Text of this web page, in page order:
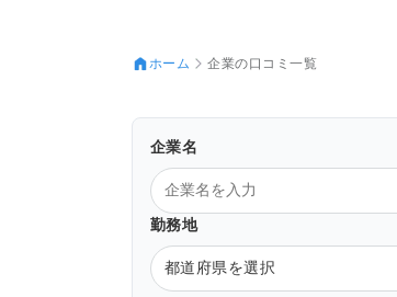
ホーム 企業の口コミ一覧
企業名
勤務地
都道府県を選択